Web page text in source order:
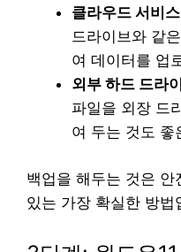
클라우드 서비스
드라이브와 같
여 데이터를 업
외부 하드 드라
파일을 외장 드
여 두는 것도 좋
백업을 해두는 것은
있는 가장 확실한 방법